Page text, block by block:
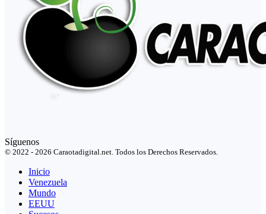
Síguenos
© 2022 - 2026 Caraotadigital.net. Todos los Derechos Reservados.
Inicio
Venezuela
Mundo
EEUU